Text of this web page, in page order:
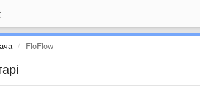
FloFlow